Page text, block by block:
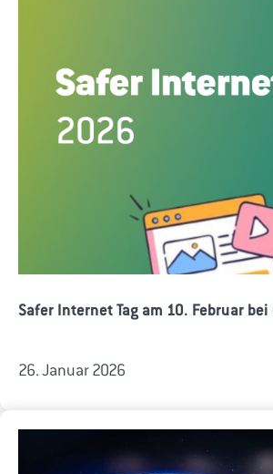
Safer Internet Tag am 10. Februar bei
26. Januar 2026